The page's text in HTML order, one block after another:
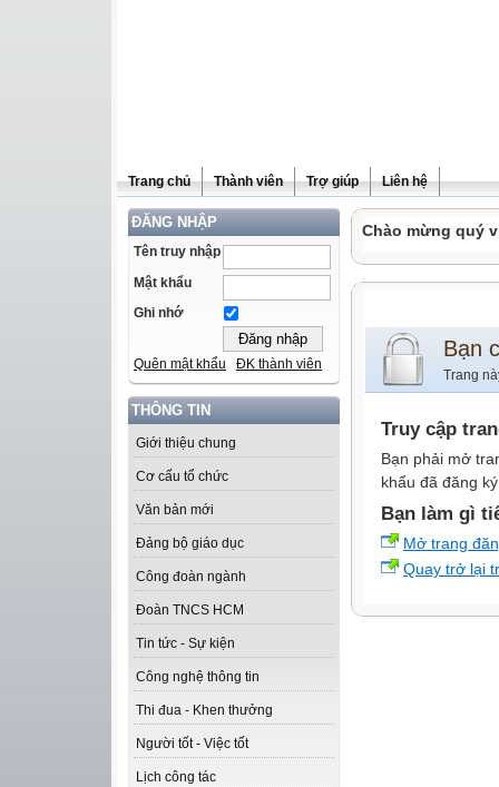
Trang chủ Thành viên Trợ giúp Liên hệ
ĐĂNG NHẬP
Tên truy nhập
Mật khẩu
Ghi nhớ
Quên mật khẩu ĐK thành viên
THÔNG TIN
Giới thiệu chung
Cơ cấu tổ chức
Văn bản mới
Đảng bộ giáo dục
Công đoàn ngành
Đoàn TNCS HCM
Tin tức - Sự kiện
Công nghệ thông tin
Thi đua - Khen thưởng
Người tốt - Việc tốt
Lịch công tác
Chào mừng quý
Bạn
Trang
Truy cập
Bạn phải mở
khẩu đã đăng
Bạn làm gì
Mở trang
Quay trở lại